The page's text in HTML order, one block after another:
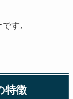
す♩
特徴